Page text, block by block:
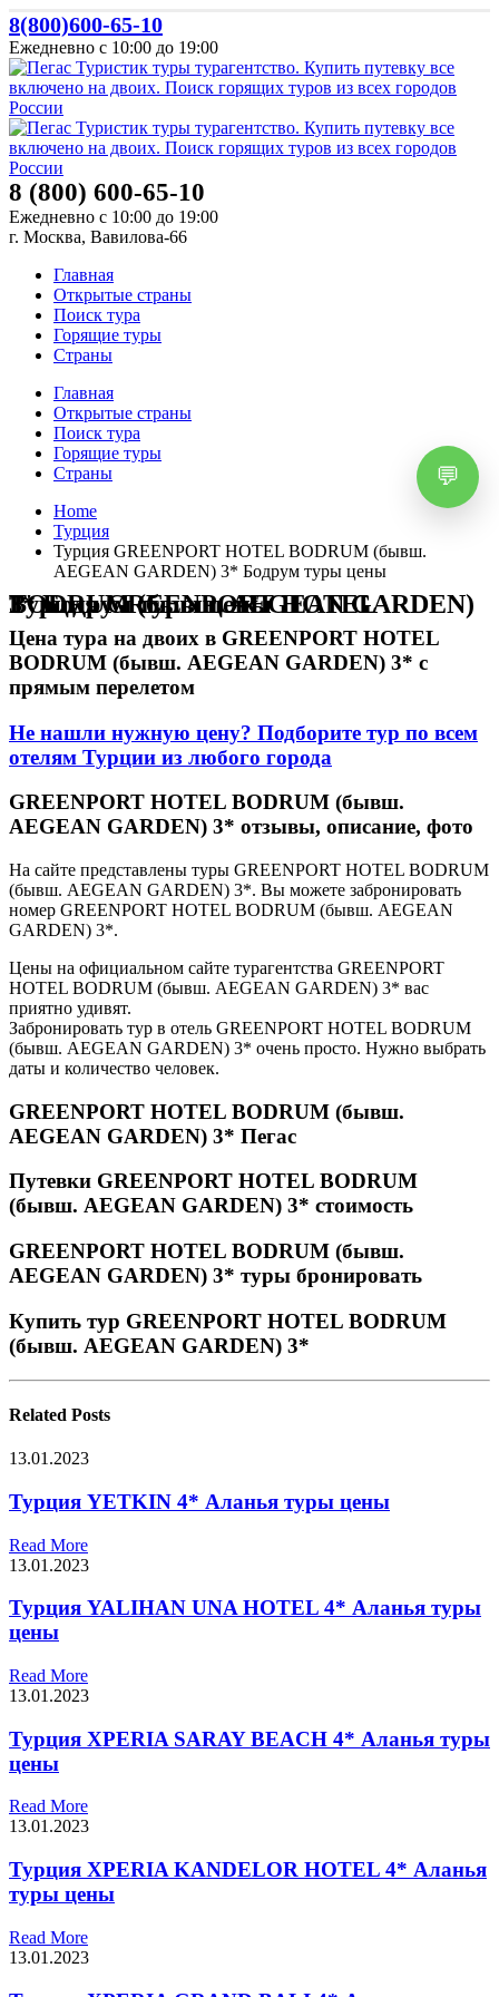
8(800)600-65-10
Ежедневно с 10:00 до 19:00
8 (800) 600-65-10
Ежедневно с 10:00 до 19:00
г. Москва, Вавилова-66
Главная
Открытые страны
Поиск тура
Горящие туры
Страны
Главная
Открытые страны
Поиск тура
Горящие туры
Страны
Home
Турция
Турция GREENPORT HOTEL BODRUM (бывш.
AEGEAN GARDEN) 3* Бодрум туры цены
Турция GREENPORT HOTEL BODRUM (бывш. AEGEAN GARDEN) 3* Бодрум туры цены
Цена тура на двоих в GREENPORT HOTEL
BODRUM (бывш. AEGEAN GARDEN) 3* с
прямым перелетом
Не нашли нужную цену? Подборите тур по всем
отелям Турции из любого города
GREENPORT HOTEL BODRUM (бывш.
AEGEAN GARDEN) 3* отзывы, описание, фото
На сайте представлены туры GREENPORT HOTEL BODRUM
(бывш. AEGEAN GARDEN) 3*. Вы можете забронировать
номер GREENPORT HOTEL BODRUM (бывш. AEGEAN
GARDEN) 3*.
Цены на официальном сайте турагентства GREENPORT
HOTEL BODRUM (бывш. AEGEAN GARDEN) 3* вас
приятно удивят.
Забронировать тур в отель GREENPORT HOTEL BODRUM
(бывш. AEGEAN GARDEN) 3* очень просто. Нужно выбрать
даты и количество человек.
GREENPORT HOTEL BODRUM (бывш.
AEGEAN GARDEN) 3* Пегас
Путевки GREENPORT HOTEL BODRUM
(бывш. AEGEAN GARDEN) 3* стоимость
GREENPORT HOTEL BODRUM (бывш.
AEGEAN GARDEN) 3* туры бронировать
Купить тур GREENPORT HOTEL BODRUM
(бывш. AEGEAN GARDEN) 3*
Related Posts
13.01.2023
Турция YETKIN 4* Аланья туры цены
Read More
13.01.2023
Турция YALIHAN UNA HOTEL 4* Аланья туры
цены
Read More
13.01.2023
Турция XPERIA SARAY BEACH 4* Аланья туры
цены
Read More
13.01.2023
Турция XPERIA KANDELOR HOTEL 4* Аланья
туры цены
Read More
13.01.2023